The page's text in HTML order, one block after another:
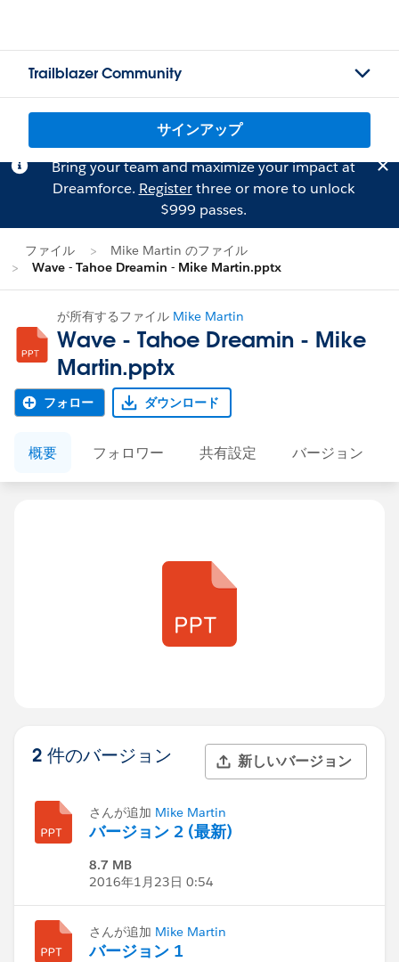
Trailblazer Community
サインアップ
Bring your team and maximize your impact at
Dreamforce. Registerthree or more to unlock
$999 passes.
ファイル
Mike Martin のファイル
Wave - Tahoe Dreamin - Mike Martin.pptx
が所有するファイル Mike Martin
Wave - Tahoe Dreamin - Mike
Martin.pptx
フォロー ダウンロード
概要 フォロワー 共有設定 バージョン
2 件のバージョン 新しいバージョン
さんが追加 Mike Martin
バージョン 2 (最新)
8.7 MB
2016年1月23日 0:54
さんが追加 Mike Martin
バージョン 1